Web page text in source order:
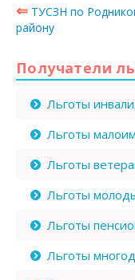
⇐ ТУСЗН по
району
Получатели
Льготы
Льготы
Льготы
Льготы
Льготы
Льготы